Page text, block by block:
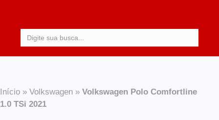
Início » Volkswagen » Volkswagen Polo Comfortline
1.0 TSi 2021